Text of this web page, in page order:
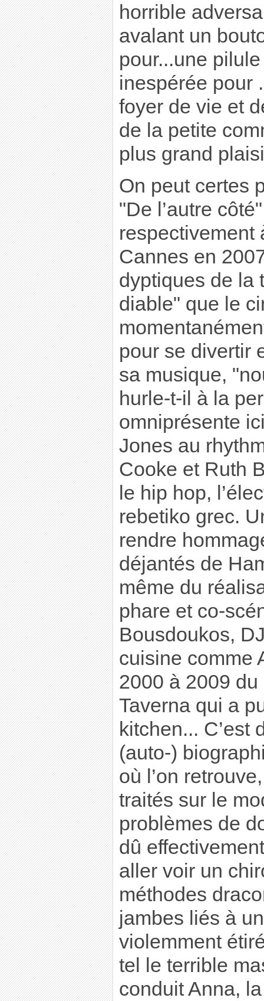
horrible
avalant un
pour...une
inespérée pour
foyer de vie et
de la petite
plus grand
On peut certes
"De l’autre
respectivement
Cannes en
dyptiques de la
diable" que le
pour se divertir
sa musique,
hurle-t-il à la
omniprésente
Jones au
Cooke et Ruth
le hip hop,
rebetiko grec.
rendre
déjantés de
même du
phare et co-
Bousdoukos,
cuisine comme
2000 à 2009
Taverna qui a
kitchen... C’est
(auto-)
où l’on
traités sur le
problèmes de
dû
aller voir un
méthodes
jambes liés à
violemment
tel le terrible
conduit Anna,